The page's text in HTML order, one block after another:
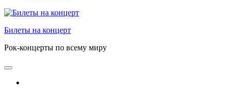
Билеты на концерт
Рок-концерты по всему миру